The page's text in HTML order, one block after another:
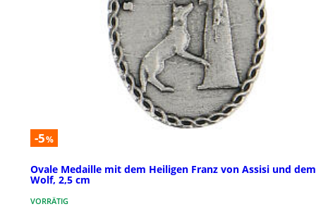
-5%
Ovale Medaille mit dem Heiligen Franz von Assisi und dem
Wolf, 2,5 cm
VORRÄTIG